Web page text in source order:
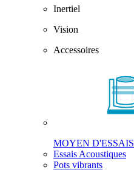
Inertiel
Vision
Accessoires
MOYEN D'ESSAIS
Essais Acoustiques
Pots vibrants